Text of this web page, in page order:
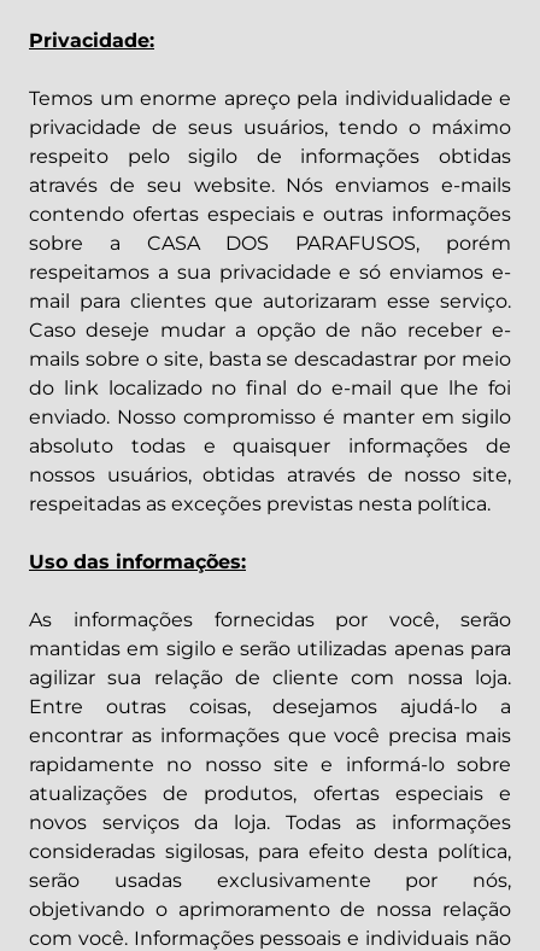
Privacidade:
Temos um enorme apreço pela individualidade e
privacidade de seus usuários, tendo o máximo
respeito pelo sigilo de informações obtidas
através de seu website. Nós enviamos e-mails
contendo ofertas especiais e outras informações
sobre a CASA DOS PARAFUSOS, porém
respeitamos a sua privacidade e só enviamos e-
mail para clientes que autorizaram esse serviço.
Caso deseje mudar a opção de não receber e-
mails sobre o site, basta se descadastrar por meio
do link localizado no final do e-mail que lhe foi
enviado. Nosso compromisso é manter em sigilo
absoluto todas e quaisquer informações de
nossos usuários, obtidas através de nosso site,
respeitadas as exceções previstas nesta política.
Uso das informações:
As informações fornecidas por você, serão
mantidas em sigilo e serão utilizadas apenas para
agilizar sua relação de cliente com nossa loja.
Entre outras coisas, desejamos ajudá-lo a
encontrar as informações que você precisa mais
rapidamente no nosso site e informá-lo sobre
atualizações de produtos, ofertas especiais e
novos serviços da loja. Todas as informações
consideradas sigilosas, para efeito desta política,
serão usadas exclusivamente por nós,
objetivando o aprimoramento de nossa relação
com você. Informações pessoais e individuais não